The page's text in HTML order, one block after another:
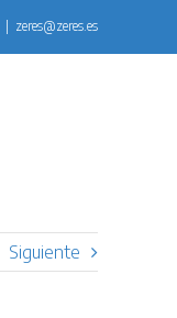
zeres@zeres.es
Siguiente